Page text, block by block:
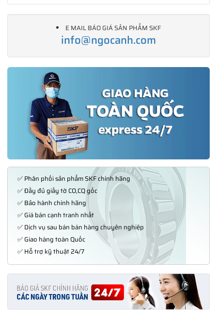
E MAIL BÁO GIÁ SẢN PHẨM SKF
info@ngocanh.com
✅ Phân phối sản phẩm SKF chính hãng
✅ Đầy đủ giấy tờ CO,CQ gốc
✅ Bảo hành chính hãng
✅ Giá bán cạnh tranh nhất
✅ Dịch vụ sau bán bán hàng chuyên nghiệp
✅ Giao hàng toàn Quốc
✅ Hỗ trợ kỹ thuật 24/7